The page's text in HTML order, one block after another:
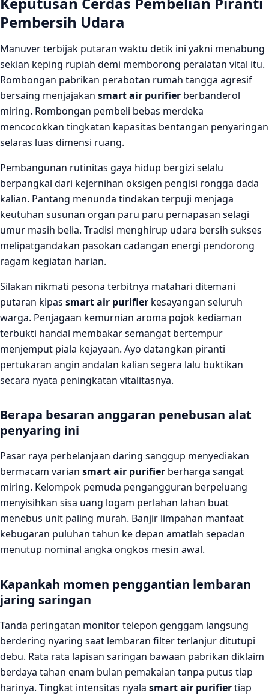
Pembersih Udara
Manuver terbijak putaran waktu detik ini yakni menabung
sekian keping rupiah demi memborong peralatan vital itu.
Rombongan pabrikan perabotan rumah tangga agresif
bersaing menjajakan smart air purifier berbanderol
miring. Rombongan pembeli bebas merdeka
mencocokkan tingkatan kapasitas bentangan penyaringan
selaras luas dimensi ruang.
Pembangunan rutinitas gaya hidup bergizi selalu
berpangkal dari kejernihan oksigen pengisi rongga dada
kalian. Pantang menunda tindakan terpuji menjaga
keutuhan susunan organ paru paru pernapasan selagi
umur masih belia. Tradisi menghirup udara bersih sukses
melipatgandakan pasokan cadangan energi pendorong
ragam kegiatan harian.
Silakan nikmati pesona terbitnya matahari ditemani
putaran kipas smart air purifier kesayangan seluruh
warga. Penjagaan kemurnian aroma pojok kediaman
terbukti handal membakar semangat bertempur
menjemput piala kejayaan. Ayo datangkan piranti
pertukaran angin andalan kalian segera lalu buktikan
secara nyata peningkatan vitalitasnya.
Berapa besaran anggaran penebusan alat
penyaring ini
Pasar raya perbelanjaan daring sanggup menyediakan
bermacam varian smart air purifier berharga sangat
miring. Kelompok pemuda pengangguran berpeluang
menyisihkan sisa uang logam perlahan lahan buat
menebus unit paling murah. Banjir limpahan manfaat
kebugaran puluhan tahun ke depan amatlah sepadan
menutup nominal angka ongkos mesin awal.
Kapankah momen penggantian lembaran
jaring saringan
Tanda peringatan monitor telepon genggam langsung
berdering nyaring saat lembaran filter terlanjur ditutupi
debu. Rata rata lapisan saringan bawaan pabrikan diklaim
berdaya tahan enam bulan pemakaian tanpa putus tiap
harinya. Tingkat intensitas nyala smart air purifiertiap